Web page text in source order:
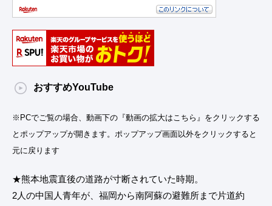
おすすめYouTube
※PCでご覧の場合、動画下の『動画の拡大はこちら』をクリックする
とポップアップが開きます。ポップアップ画面以外をクリックすると
元に戻ります
★熊本地震直後の道路が寸断されていた時期。
2人の中国人青年が、福岡から南阿蘇の避難所まで片道約